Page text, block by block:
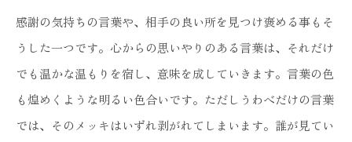
感謝の気持ちの言葉や、相手の良い所を見つけ褒める事もそ
うした一つです。心からの思いやりのある言葉は、それだけ
でも温かな温もりを宿し、意味を成していきます。言葉の色
も煌めくような明るい色合いです。ただしうわべだけの言葉
では、そのメッキはいずれ剥がれてしまいます。誰が見てい